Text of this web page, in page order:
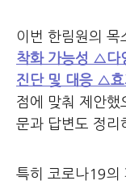
이번 한림원의 목
착화 가능성 △다
진단 및 대응 △효
점에 맞춰 제안했
문과 답변도 정리
특히 코로나19의